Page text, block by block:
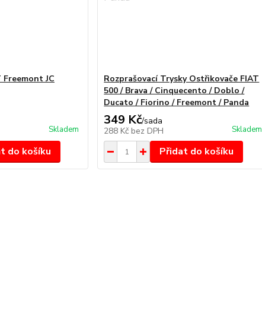
JC
Skladem
do košíku
Rozprašovací Trysky Ostřikovače FIAT
500 / Brava / Cinquecento / Doblo /
Ducato / Fiorino / Freemont / Panda
349 Kč/sada
288 Kč bez DPH Skladem
Přidat do košíku